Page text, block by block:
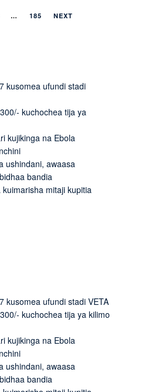
… 185 NEXT
kusomea ufundi stadi
kuchochea tija ya
kujikinga na Ebola
ushindani, awaasa
bandia
mitaji kupitia
kusomea ufundi stadi VETA
kuchochea tija ya kilimo
kujikinga na Ebola
ushindani, awaasa
bandia